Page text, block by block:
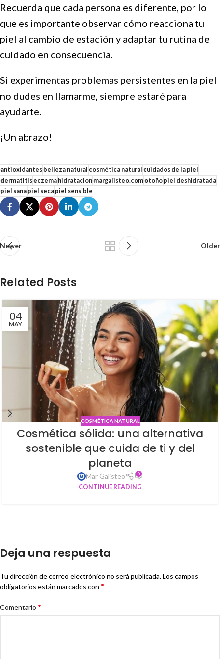
Recuerda que cada persona es diferente, por lo
que es importante observar cómo reacciona tu
piel al cambio de estación y adaptar tu rutina de
cuidado en consecuencia.
Si experimentas problemas persistentes en la piel
no dudes en llamarme, siempre estaré para
ayudarte.
¡Un abrazo!
antioxidantesbelleza natural cosmética natural cuidados de la piel
dermatitiseczemahidratacionmargalisteo.comotoñopiel deshidratada
piel sanapiel secapiel sensible
Newer Older
Related Posts
04
MAY
COSMÉTICA NATURAL
Cosmética sólida: una alternativa
sostenible que cuida de ti y del
planeta
Mar Galisteo 0
CONTINUE READING
Deja una respuesta
Tu dirección de correo electrónico no será publicada.Los campos
obligatorios están marcados con *
Comentario *